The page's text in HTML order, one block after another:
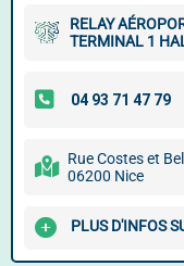
RELAY
TERMINAL 1
Rue Costes et
06200 Nice
PLUS D'INFOS